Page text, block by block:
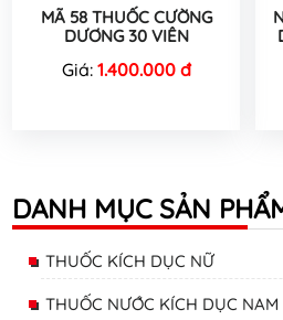
MÃ 58 THUỐC CƯỜNG
DƯƠNG 30 VIÊN
Giá: 1.400.000 đ
DANH MỤC SẢN
THUỐC KÍCH DỤC NỮ
THUỐC NƯỚC KÍCH DỤC NAM